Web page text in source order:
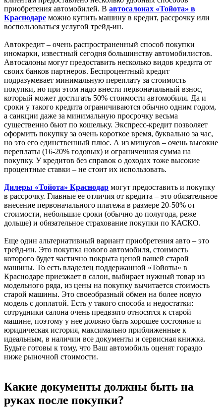
приобретения автомобилей. В автосалонах «Тойота» в
Краснодаре можно купить машину в кредит, рассрочку или
воспользоваться услугой трейд-ин.
Автокредит – очень распространенный способ покупки
иномарки, известный сегодня большинству автомобилистов.
Автосалоны могут предоставить несколько видов кредита от
своих банков партнеров. Беспроцентный кредит
подразумевает минимальную переплату за стоимость
покупки, но при этом надо внести первоначальный взнос,
который может достигать 50% стоимости автомобиля. Да и
сроки у такого кредита ограничиваются обычно одним годом,
а санкции даже за минимальную просрочку весьма
существенно бьют по кошельку. Экспресс-кредит позволяет
оформить покупку за очень короткое время, буквально за час,
но это его единственный плюс. А из минусов – очень высокие
переплаты (16-20% годовых) и ограниченная сумма на
покупку. У кредитов без справок о доходах тоже высокие
процентные ставки – не стоит их использовать.
Дилеры «Тойота» Краснодар могут предоставить и покупку
в рассрочку. Главные ее отличия от кредита – это обязательное
внесение первоначального платежа в размере 20-50% от
стоимости, небольшие сроки (обычно до полугода, реже
дольше) и обязательное страхование покупки по КАСКО.
Еще один альтернативный вариант приобретения авто – это
трейд-ин. Это покупка нового автомобиля, стоимость
которого будет частично покрыта ценой вашей старой
машины. То есть владелец поддержанной «Тойоты» в
Краснодаре приезжает в салон, выбирает нужный товар из
модельного ряда, из цены на покупку вычитается стоимость
старой машины. Это своеобразный обмен на более новую
модель с доплатой. Есть у такого способа и недостатки:
сотрудники салона очень предвзято относятся к старой
машине, поэтому у нее должно быть хорошее состояние и
юридическая история, максимально приближенные к
идеальным, в наличии все документы и сервисная книжка.
Будьте готовы к тому, что Ваш автомобиль оценят гораздо
ниже рыночной стоимости.
Какие документы должны быть на
руках после покупки?